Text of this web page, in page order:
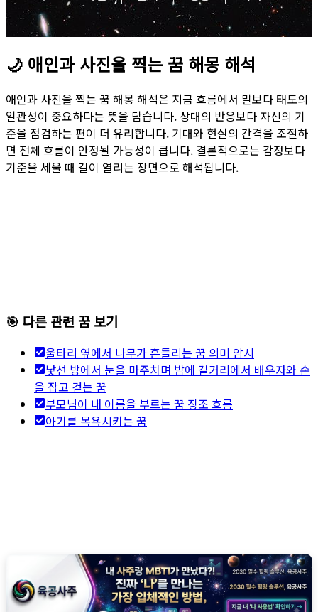
🌙 애인과 사진을 찍는 꿈 해몽 해석
애인과 사진을 찍는 꿈 해몽 해석은 지금 흐름에서 말보다 태도의
일관성이 중요하다는 뜻을 담습니다. 상대의 반응보다 자신의 기
준을 점검하는 편이 더 유리합니다. 기대와 현실의 간격을 조절하
면 전체 흐름이 안정될 가능성이 큽니다. 결론적으로는 감정보다
기준을 세울 때 길이 열리는 장면으로 해석됩니다.
🎯 다른 관련 꿈 보기
울타리 옆에서 나무가 흔들리는 꿈 의미 암시
낯선 방에서 눈을 마주치며 밤에 길거리에서 배우자와 손
을 잡고 걷는 꿈
부모님이 내 이름을 부르는 꿈 징조 흐름
아기를 목욕시키는 꿈